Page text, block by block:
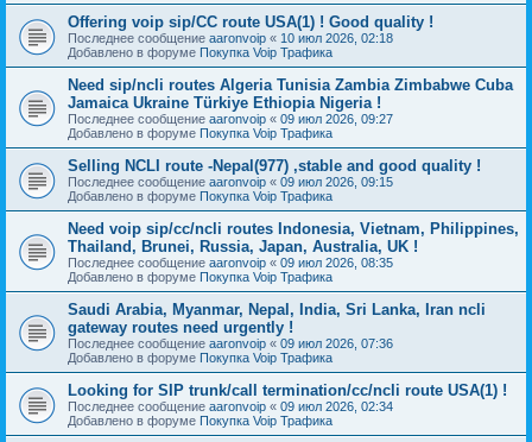
Offering voip sip/CC route USA(1) ! Good quality !
Последнее сообщение aaronvoip « 10 июл 2026, 02:18
Добавлено в форуме Покупка Voip Трафика
Need sip/ncli routes Algeria Tunisia Zambia Zimbabwe Cuba
Jamaica Ukraine Türkiye Ethiopia Nigeria !
Последнее сообщение aaronvoip « 09 июл 2026, 09:27
Добавлено в форуме Покупка Voip Трафика
Selling NCLI route -Nepal(977) ,stable and good quality !
Последнее сообщение aaronvoip « 09 июл 2026, 09:15
Добавлено в форуме Покупка Voip Трафика
Need voip sip/cc/ncli routes Indonesia, Vietnam, Philippines,
Thailand, Brunei, Russia, Japan, Australia, UK !
Последнее сообщение aaronvoip « 09 июл 2026, 08:35
Добавлено в форуме Покупка Voip Трафика
Saudi Arabia, Myanmar, Nepal, India, Sri Lanka, Iran ncli
gateway routes need urgently !
Последнее сообщение aaronvoip « 09 июл 2026, 07:36
Добавлено в форуме Покупка Voip Трафика
Looking for SIP trunk/call termination/cc/ncli route USA(1) !
Последнее сообщение aaronvoip « 09 июл 2026, 02:34
Добавлено в форуме Покупка Voip Трафика